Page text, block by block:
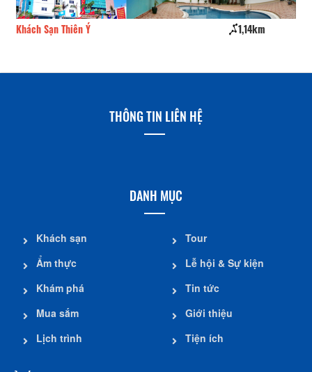
Khách Sạn Thiên Ý 1,14km
THÔNG TIN LIÊN HỆ
DANH MỤC
Khách sạn
Ẩm thực
Khám phá
Mua sắm
Lịch trình
Tour
Lễ hội & Sự kiện
Tin tức
Giới thiệu
Tiện ích